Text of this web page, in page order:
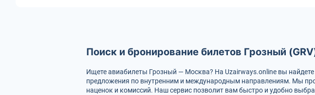
Поиск и бронирование билетов Грозный
Ищете авиабилеты Грозный — Москва? На Uzairways.online вы
предложения по внутренним и международным направлениям. Мы
наценок и комиссий. Наш сервис позволит вам быстро и удобно